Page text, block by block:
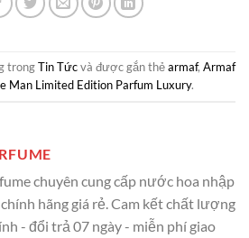
trongTin Tứcvà được gắn thẻarmaf, Armaf
Man Limited Edition Parfum Luxury.
chuyên cung cấp nước hoa nhập
hãng giá rẻ. Cam kết chất lượng
- đổi trả 07 ngày - miễn phí giao